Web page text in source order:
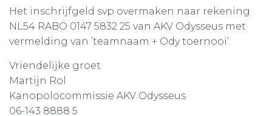
Het inschrijfgeld svp overmaken naar rekening
NL54 RABO 0147 5832 25 van AKV Odysseus met
vermelding van ’teamnaam + Ody toernooi’.
Vriendelijke groet
Martijn Rol
Kanopolocommissie AKV Odysseus
06-143 8888 5